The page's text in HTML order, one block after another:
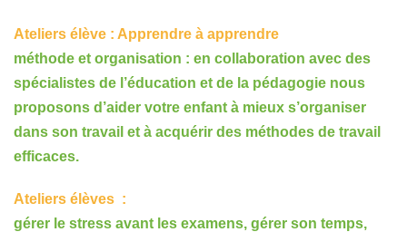
Ateliers élève : Apprendre à apprendre
méthode et organisation : en collaboration avec des
spécialistes de l’éducation et de la pédagogie nous
proposons d’aider votre enfant à mieux s’organiser
dans son travail et à acquérir des méthodes de travail
efficaces.
Ateliers élèves :
gérer le stress avant les examens, gérer son temps,